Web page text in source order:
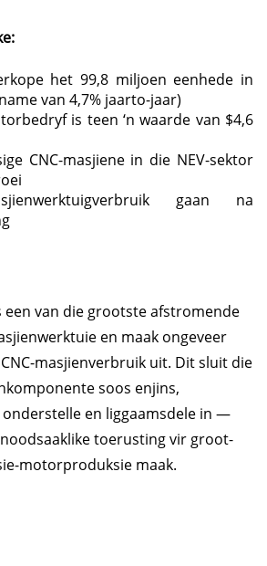
het 99,8 miljoen eenhede in
van 4,7% jaarto-jaar)
is teen ‘n waarde van $4,6
CNC-masjiene in die NEV-sektor
gaan na
van die grootste afstromende
en maak ongeveer
masjienverbruik uit. Dit sluit die
soos enjins,
en liggaamsdele in —
toerusting vir groot-
motorproduksie maak.